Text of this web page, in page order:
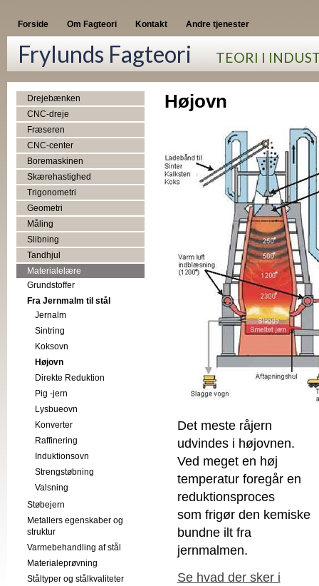
Forside Om Fagteori Kontakt Andre tjenester
Frylunds Fagteori TEORI I
Drejebænken
CNC-dreje
Fræseren
CNC-center
Boremaskinen
Skærehastighed
Trigonometri
Geometri
Måling
Slibning
Tandhjul
Materialelære
Grundstoffer
Fra Jernmalm til stål
Jernalm
Sintring
Koksovn
Højovn
Direkte Reduktion
Pig -jern
Lysbueovn
Konverter
Raffinering
Induktionsovn
Strengstøbning
Valsning
Støbejern
Metallers egenskaber og
struktur
Varmebehandling af stål
Materialeprøvning
Ståltyper og stålkvaliteter
Højovn
Det meste råjern
udvindes i højovnen.
Ved meget en høj
temperatur foregår en
reduktionsproces
som frigør den kemiske
bundne ilt fra
jernmalmen.
Se hvad der sker i